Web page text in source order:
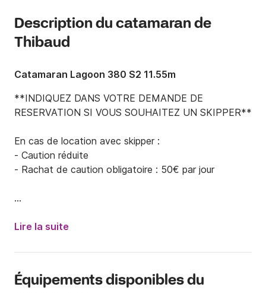
Description du catamaran de
Thibaud
Catamaran Lagoon 380 S2 11.55m
**INDIQUEZ DANS VOTRE DEMANDE DE
RESERVATION SI VOUS SOUHAITEZ UN SKIPPER**
En cas de location avec skipper :
- Caution réduite
- Rachat de caution obligatoire : 50€ par jour
Le prix inclut :
- La location du bateau avec son matériel de
Lire la suite
Équipements disponibles du